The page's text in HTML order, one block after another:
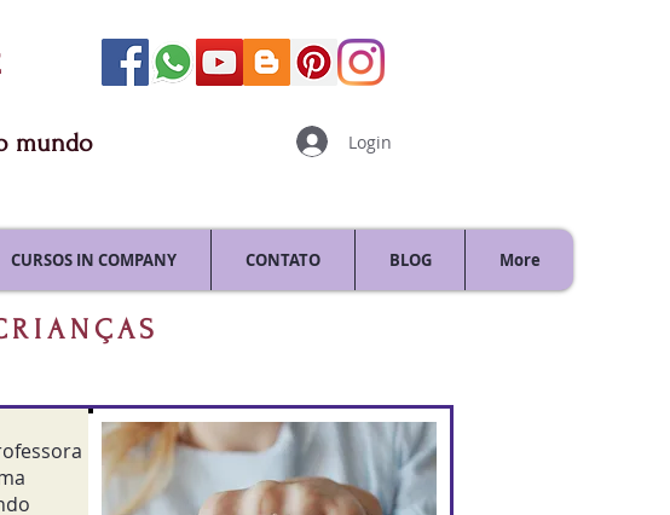
mundo
Login
CURSOS IN COMPANY CONTATO BLOG More